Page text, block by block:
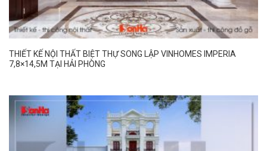
THIẾT KẾ NỘI THẤT BIỆT THỰ SONG LẬP VINHOMES IMPERIA
7,8×14,5M TẠI HẢI PHÒNG